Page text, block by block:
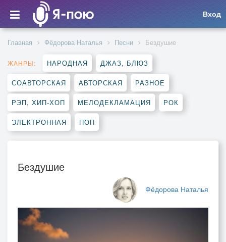
Вход
Главная Фёдорова Наталья Песни Бездушие
ЖАНРЫ: НАРОДНАЯ ДЖАЗ, БЛЮЗ
СОАВТОРСКАЯ АВТОРСКАЯ РАЗНОЕ
РЭП, ХИП-ХОП МЕЛОДЕКЛАМАЦИЯ РОК
ЭЛЕКТРОННАЯ ПОП
Бездушие
Фёдорова Наталья